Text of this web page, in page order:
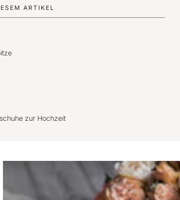
ARTIKEL
zur Hochzeit